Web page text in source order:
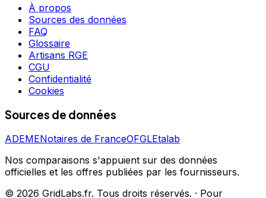
À propos
Sources des données
FAQ
Glossaire
Artisans RGE
CGU
Confidentialité
Cookies
Sources de données
ADEMENotaires de FranceOFGLEtalab
Nos comparaisons s'appuient sur des données
officielles et les offres publiées par les fournisseurs.
© 2026 GridLabs.fr. Tous droits réservés. · Pour